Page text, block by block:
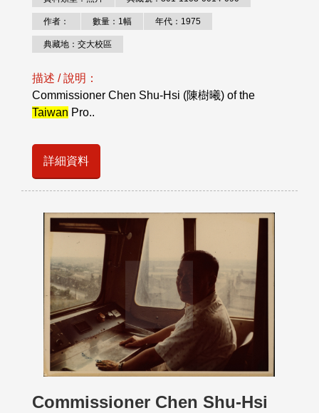
作者： 數量：1幅 年代：1975
典藏地：交大校區
描述 / 說明：
Commissioner Chen Shu-Hsi (陳樹曦) of the
Taiwan Pro..
詳細資料
Commissioner Chen Shu-Hsi